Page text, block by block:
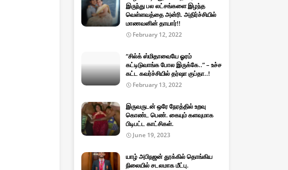
இருந்து பல லட்சங்களை இழந்த
வெள்ளவத்தை அன்ரி. அதிர்ச்சியில்
மாணவனின் தாயார்!!
February 12, 2022
“சில்க் ஸ்மிதாவையே ஓரம்
கட்டிடுவாங்க போல இருக்கே..” – உச்ச
கட்ட கவர்ச்சியில் தர்ஷா குப்தா..!
February 13, 2022
இருவருடன் ஒரே நேரத்தில் உறவு
கொண்ட பெண். கையும் களவுமாக
பிடிபட்ட காட்சிகள்.
June 19, 2023
யாழ் அபிநஜன் தூக்கில் தொங்கிய
நிலையில் சடலமாக மீட்பு.